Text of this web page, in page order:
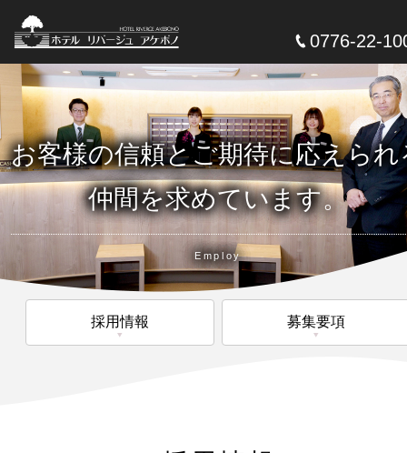
0776-22-
お客様の信頼とご期待に応えられ
仲間を求めています。
Employ
採用情報 募集要項